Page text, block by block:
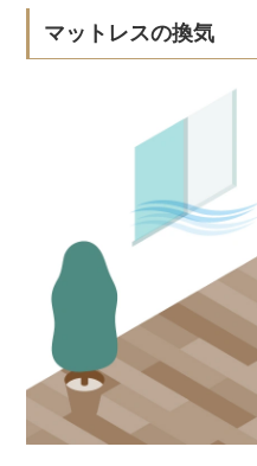
マットレスの換気